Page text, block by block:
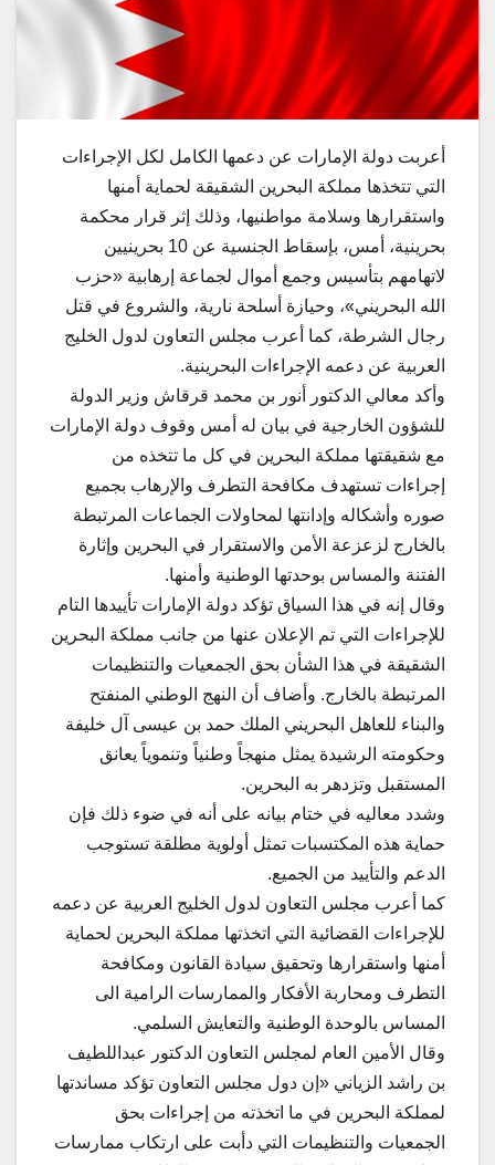
أعربت دولة الإمارات عن دعمها الكامل لكل الإجراءات
التي تتخذها مملكة البحرين الشقيقة لحماية أمنها
واستقرارها وسلامة مواطنيها، وذلك إثر قرار محكمة
بحرينية، أمس، بإسقاط الجنسية عن 10 بحرينيين
لاتهامهم بتأسيس وجمع أموال لجماعة إرهابية «حزب
الله البحريني»، وحيازة أسلحة نارية، والشروع في قتل
رجال الشرطة، كما أعرب مجلس التعاون لدول الخليج
العربية عن دعمه الإجراءات البحرينية.
وأكد معالي الدكتور أنور بن محمد قرقاش وزير الدولة
للشؤون الخارجية في بيان له أمس وقوف دولة الإمارات
مع شقيقتها مملكة البحرين في كل ما تتخذه من
إجراءات تستهدف مكافحة التطرف والإرهاب بجميع
صوره وأشكاله وإدانتها لمحاولات الجماعات المرتبطة
بالخارج لزعزعة الأمن والاستقرار في البحرين وإثارة
الفتنة والمساس بوحدتها الوطنية وأمنها.
وقال إنه في هذا السياق تؤكد دولة الإمارات تأييدها التام
للإجراءات التي تم الإعلان عنها من جانب مملكة البحرين
الشقيقة في هذا الشأن بحق الجمعيات والتنظيمات
المرتبطة بالخارج. وأضاف أن النهج الوطني المنفتح
والبناء للعاهل البحريني الملك حمد بن عيسى آل خليفة
وحكومته الرشيدة يمثل منهجاً وطنياً وتنموياً يعانق
المستقبل وتزدهر به البحرين.
وشدد معاليه في ختام بيانه على أنه في ضوء ذلك فإن
حماية هذه المكتسبات تمثل أولوية مطلقة تستوجب
الدعم والتأييد من الجميع.
كما أعرب مجلس التعاون لدول الخليج العربية عن دعمه
للإجراءات القضائية التي اتخذتها مملكة البحرين لحماية
أمنها واستقرارها وتحقيق سيادة القانون ومكافحة
التطرف ومحاربة الأفكار والممارسات الرامية الى
المساس بالوحدة الوطنية والتعايش السلمي.
وقال الأمين العام لمجلس التعاون الدكتور عبداللطيف
بن راشد الزياني «إن دول مجلس التعاون تؤكد مساندتها
لمملكة البحرين في ما اتخذته من إجراءات بحق
الجمعيات والتنظيمات التي دأبت على ارتكاب ممارسات